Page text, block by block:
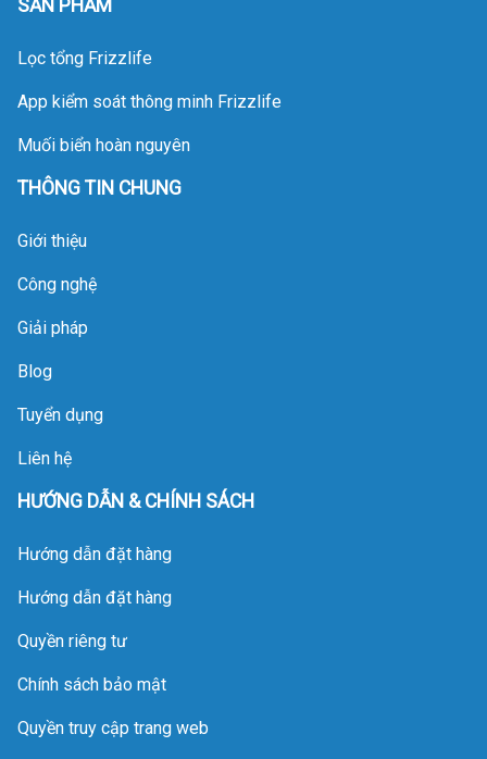
trao đổi ion qua các
Khi vượt quá ngưỡng
dung lượng vận hành,
hệ thống sẽ rơi vào
trạng thái bão hòa,
và mất hoàn toàn khả
chuyên môn, Deluxe
Home sẽ phân tích chi
tiết cơ chế suy kiệt của
vật liệu lọc và quy trình
nhằm giúp gia chủ tối
ưu hóa tuổi thọ cho
khoản đầu tư này.
SẢN PHẨM
Lọc tổng Frizzlife
App kiểm soát thông minh Frizzlife
Muối biển hoàn nguyên
THÔNG TIN CHUNG
Giới thiệu
Công nghệ
Giải pháp
Blog
Tuyển dụng
Liên hệ
HƯỚNG DẪN & CHÍNH SÁCH
Hướng dẫn đặt hàng
Hướng dẫn đặt hàng
Quyền riêng tư
Chính sách bảo mật
Quyền truy cập trang web